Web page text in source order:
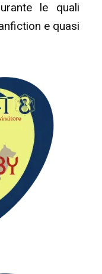
le quali
e quasi